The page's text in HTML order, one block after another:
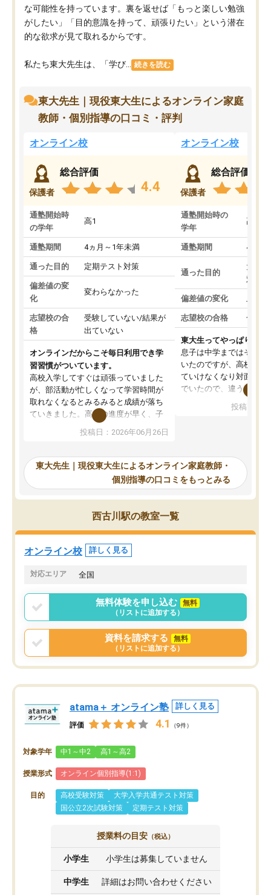
な可能性を持っています。裏を返せば「もっと楽しい勉強
がしたい」「目的意識を持って、頑張りたい」という潜在
的な欲求が見て取れるからです。
私たち東大先生は、「学び... 続きを読む
東大先生｜現役東大生によるオンライン家庭
教師・個別指導の口コミ・評判
オンライン校
保護者
総合評価
4.4
通塾開始時
の学年
高1
通塾期間 4ヵ月～1年未満
通った目的 定期テスト対策
偏差値の変
化
変わらなかった
志望校の合
格
受験していない/結果が
出ていない
オンラインだからこそ毎日利用でき学
習習慣がついています。
高校入学してすぐは頑張っていました
が、部活動が忙しくなって学習時間が
取れなくなるとみるみると成績が落ち
ていきました。高校の進度が早く、子
供も家に帰って勉強の話すると嫌な反
応を示します。東大先生にお願いして
れるので、親としても安心です。毎日
使える自習室とかもあり、わからない
ところがあれば先生が回答してくれる
のも重宝しています。
投稿日：2026年06月26日
オンライン校
保護者
総合評価
通塾開始時の
学年
高3
通塾期間 4ヵ月
通った目的
大学
対策
偏差値の変化
志望校の合格 合格
東大生ってやっぱりすご
息子は中学まではそこそ
いたのですが、高校に入
ていけなくなり対面の塾
でいたので、違うアプロ
で、当初は模試でD判定
自習室が毎日使えていつ
るのが心強かったよう
謝です。
投稿日：
東大先生｜現役東大生によるオンライン家庭教師・
個別指導の口コミをもっとみる
西古川駅の教室一覧
オンライン校 詳しく見る
対応エリア 全国
無料体験を申し込む
無料
（リストに追加する）
資料を請求する
無料
（リストに追加する）
atama＋ オンライン塾 詳しく見る
評価 4.1 （9件）
対象学年 中1～中2 高1～高2
授業形式 オンライン個別指導(1:1)
目的 高校受験対策
大学入学共通テスト対策
国公立2次試験対策
定期テスト対策
授業料の目安 （税込）
小学生 小学生は募集していません
中学生 詳細はお問い合わせください